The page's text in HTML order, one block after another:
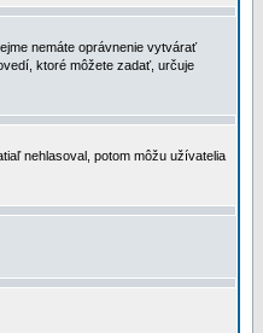
nemáte oprávnenie vytvárať
ktoré môžete zadať, určuje
nehlasoval, potom môžu užívatelia